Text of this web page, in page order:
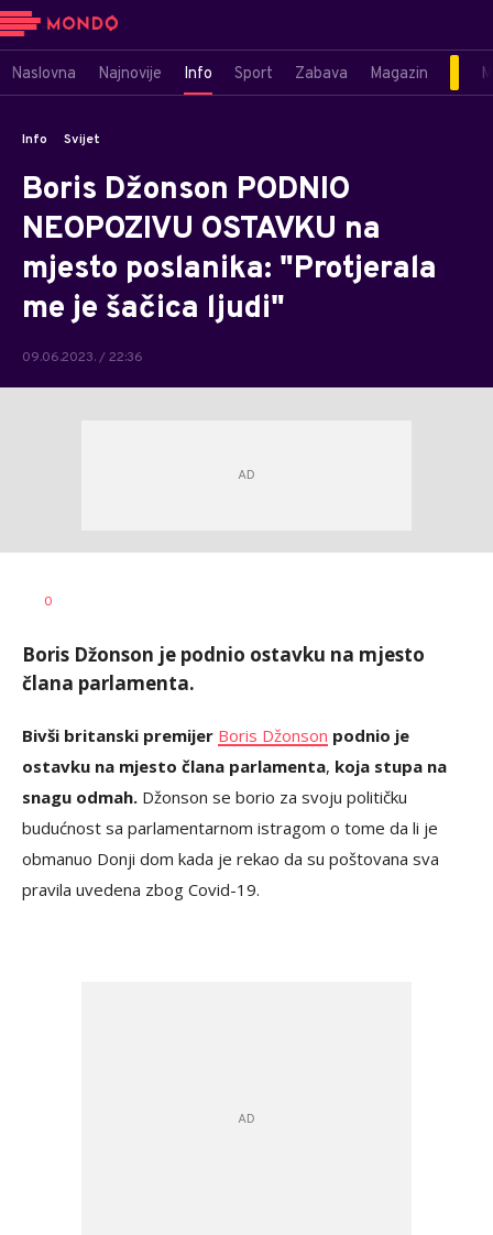
Naslovna Najnovije Info Sport Zabava Magazin
Info Svijet
Boris Džonson PODNIO
NEOPOZIVU OSTAVKU na
mjesto poslanika: "Protjerala
me je šačica ljudi"
09.06.2023. / 22:36
AUTOR
0
Boris Džonson je podnio ostavku na mjesto
člana parlamenta.
Bivši britanski premijer Boris Džonson podnio je
ostavku na mjesto člana parlamenta, koja stupa na
snagu odmah. Džonson se borio za svoju političku
budućnost sa parlamentarnom istragom o tome da li je
obmanuo Donji dom kada je rekao da su poštovana sva
pravila uvedena zbog Covid-19.